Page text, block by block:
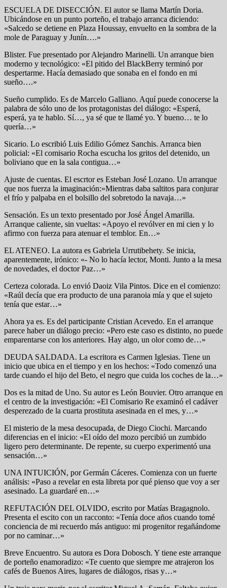
ESCUELA DE DISECCIÓN. El autor se llama Martín Doria.
Ubicándose en un punto porteño, el trabajo arranca diciendo:
«Salcedo se detiene en Plaza Houssay, envuelto en la sombra de la
mole de Paraguay y Junín….»
Blister. Fue presentado por Alejandro Marinelli. Un arranque bien
moderno y tecnológico: «El pitido del BlackBerry terminó por
despertarme. Hacía demasiado que sonaba en el fondo en mi
sueño….»
Sueño cumplido. Es de Marcelo Galliano. Aquí puede conocerse la
palabra de sólo uno de los protagonistas del diálogo: «Esperá,
esperá, ya te hablo. Sí…, ya sé que te llamé yo. Y bueno… te lo
quería…»
Sicario. Lo escribió Luis Edilio Gómez Sanchis. Arranca bien
policial: «El comisario Rocha escucha los gritos del detenido, un
boliviano que en la sala contigua…»
Ajuste de cuentas. El escrtor es Esteban José Lozano. Un arranque
que nos fuerza la imaginación:»Mientras daba saltitos para conjurar
el frío y palpaba en el bolsillo del sobretodo la navaja…»
Sensación. Es un texto presentado por José Ángel Amarilla.
Arranque caliente, sin vueltas: «Apoyo el revólver en mi cien y lo
afirmo con fuerza para atenuar el temblor. En…»
EL ATENEO. La autora es Gabriela Urrutibehety. Se inicia,
aparentemente, irónico: «- No lo hacía lector, Monti. Junto a la mesa
de novedades, el doctor Paz…»
Certeza colorada. Lo envió Daoiz Vila Pintos. Dice en el comienzo:
«Raúl decía que era producto de una paranoia mía y que el sujeto
tenía que estar…»
Ahora ya es. Es del participante Cristian Acevedo. En el arranque
parece haber un diálogo precio: «Pero este caso es distinto, no puede
emparentarse con los anteriores. Hay algo, un olor como de…»
DEUDA SALDADA. La escritora es Carmen Iglesias. Tiene un
inicio que ubica en el tiempo y en los hechos: «Todo comenzó una
tarde cuando el hijo del Beto, el negro que cuida los coches de la…»
Dos es la mitad de Uno. Su autor es León Bouvier. Otro arranque en
el centro de la investigación: «El Comisario Re examinó el cadáver
desperezado de la cuarta prostituta asesinada en el mes, y…»
El misterio de la mesa desocupada, de Diego Ciochi. Marcando
diferencias en el inicio: «El oído del mozo percibió un zumbido
ligero pero determinante. De repente, su cuerpo experimentó una
sensación…»
UNA INTUICIÓN, por Germán Cáceres. Comienza con un fuerte
análisis: «Paso a revelar en esta libreta por qué pienso que voy a ser
asesinado. La guardaré en…»
REFUTACIÓN DEL OLVIDO, escrito por Matías Bragagnolo.
Presenta el escito con un racconto: «Tenía doce años cuando tomé
conciencia de mi recuerdo más antiguo: mi progenitor regañándome
por no caminar…»
Breve Encuentro. Su autora es Dora Dobosch. Y tiene este arranque
de porteño enamoradizo: «Te cuento que siempre me atrajeron los
cafés de Buenos Aires, lugares de diálogos, risas y…»